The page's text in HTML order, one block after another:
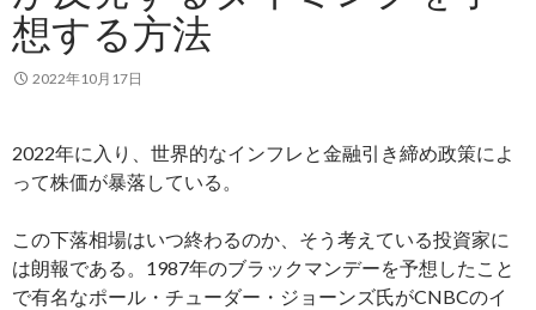
想する方法
2022年10月17日
2022年に入り、世界的なインフレと金融引き締め政策によ
って株価が暴落している。
この下落相場はいつ終わるのか、そう考えている投資家に
は朗報である。1987年のブラックマンデーを予想したこと
で有名なポール・チューダー・ジョーンズ氏がCNBCのイ